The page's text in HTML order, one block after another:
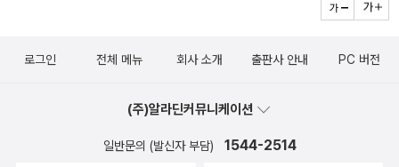
로그인 전체 메뉴 회사 소개 출판사 안내 PC 버전
(주)알라딘커뮤니케이션
일반문의 (발신자 부담) 1544-2514